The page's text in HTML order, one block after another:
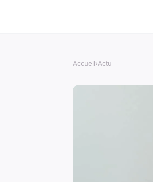
Accueil›Actu